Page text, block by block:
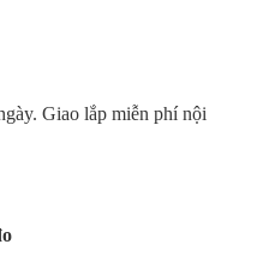
Giao lắp miễn phí nội